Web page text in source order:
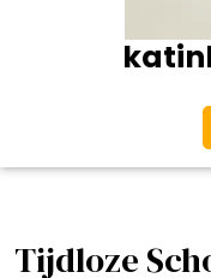
Tijdloze